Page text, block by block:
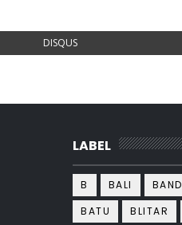
DISQUS
LABEL
B BALI
BATU
BLITAR